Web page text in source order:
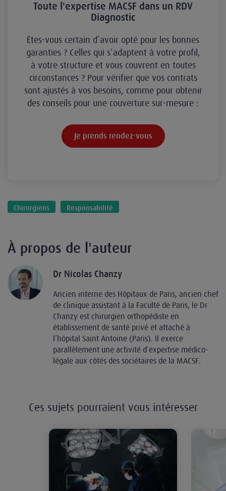
Toute l'expertise MACSF dans un RDV
Diagnostic
Êtes-vous certain d’avoir opté pour les bonnes
garanties ? Celles qui s’adaptent à votre profil,
à votre structure et vous couvrent en toutes
circonstances ? Pour vérifier que vos contrats
sont ajustés à vos besoins, comme pour obtenir
des conseils pour une couverture sur-mesure :
Je prends rendez-vous
Chirurgiens Responsabilité
À propos de l'auteur
Dr Nicolas Chanzy
Ancien interne des Hôpitaux de Paris, ancien chef
de clinique assistant à la Faculté de Paris, le Dr
Chanzy est chirurgien orthopédiste en
établissement de santé privé et attaché à
l’hôpital Saint Antoine (Paris). Il exerce
parallèlement une activité d’expertise médico-
légale aux côtés des sociétaires de la MACSF.
Ces sujets pourraient vous intéresser
La prévention et la gestion de